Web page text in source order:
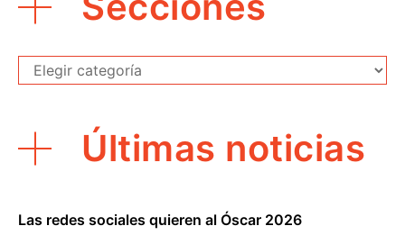
Secciones
Últimas noticias
Las redes sociales quieren al Óscar 2026